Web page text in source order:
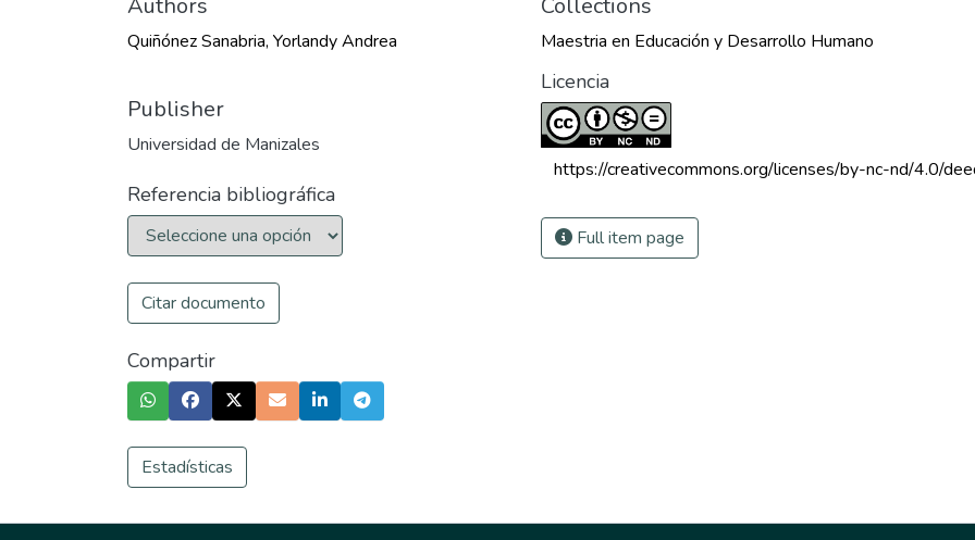
Authors
Quiñónez Sanabria, Yorlandy Andrea
Publisher
Universidad de Manizales
Referencia bibliográfica
Citar documento
Compartir
Estadísticas
Collections
Maestria en Educación y Desarrollo Humano
Licencia
https://creativecommons.org/licenses/by-nc-nd/4.0/
Full item page